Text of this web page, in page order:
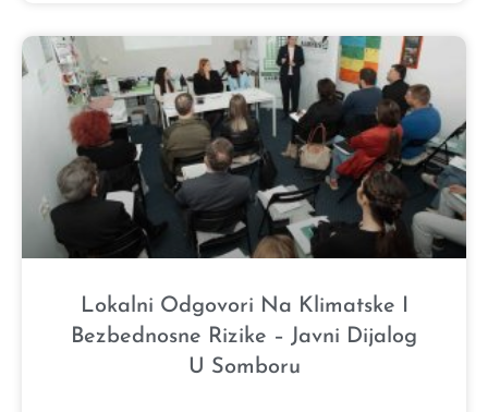
Lokalni Odgovori Na Klimatske I
Bezbednosne Rizike – Javni Dijalog
U Somboru